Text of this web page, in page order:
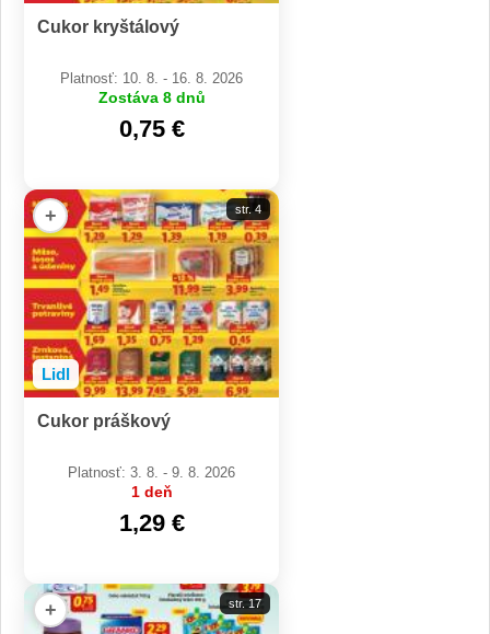
Cukor kryštálový
Platnosť: 10. 8. - 16. 8. 2026
Zostáva 8 dnů
0,75 €
+
Lidl
str. 4
Cukor práškový
Platnosť: 3. 8. - 9. 8. 2026
1 deň
1,29 €
+ str. 17